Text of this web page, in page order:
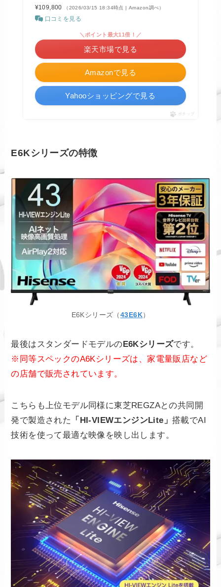
¥109,800 （2026/03/15 18:34時点 | Amazon調べ）
口コミを見る
Amazonで見る
＼ポイント最大11倍！／
楽天市場で見る
Yahooショッピングで見る
ポチップ
E6Kシリーズの特徴
E6Kシリーズ（ 43E6K）
最後はスタンダードモデルのE6Kシリーズです。
※同等スペックのA6Kシリーズは、家電量販店など
の店舗で販売されています。
こちらも上位モデル同様に東芝REGZAとの共同開
発で製造された
「HI-VIEWエンジンLite」搭載でAI
技術を使って最適な映像を映し出します。